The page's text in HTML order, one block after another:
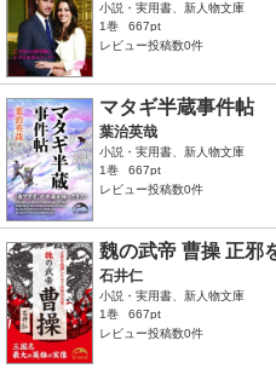
小説・実用書、新人物文庫
1巻
667pt
レビュー投稿数0件
マタギ半蔵事件帖
葉治英哉
小説・実用書、新人物文庫
1巻
667pt
レビュー投稿数0件
魏の武帝 曹操 正邪
石井仁
小説・実用書、新人物文庫
1巻
667pt
レビュー投稿数0件